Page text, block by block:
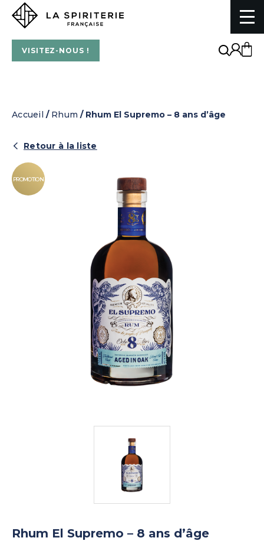
VISITEZ-NOUS !
La Spiriterie Française
Accueil / Rhum / Rhum El Supremo – 8 ans d’âge
Retour à la liste
PROMOTION
Rhum El Supremo – 8 ans d’âge